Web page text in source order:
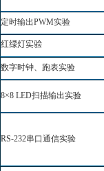
定时输出PWM实验
红绿灯实验
数字时钟、跑表实验
8×8 LED扫描输出实验
RS-232串口通信实验